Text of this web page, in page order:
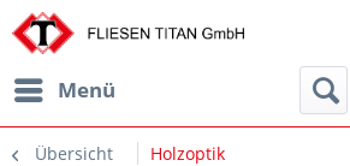
Menü
Übersicht Holzoptik